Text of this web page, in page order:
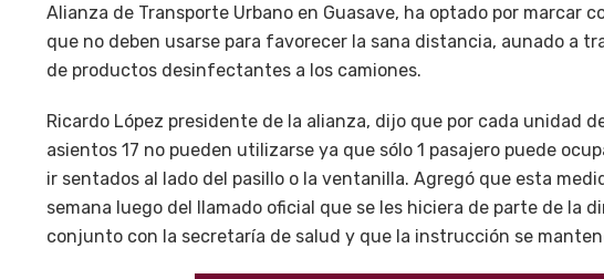
Alianza de Transporte Urbano en Guasave, ha optado por marcar
que no deben usarse para favorecer la sana distancia, aunado a
de productos desinfectantes a los camiones.
Ricardo López presidente de la alianza, dijo que por cada unidad
asientos 17 no pueden utilizarse ya que sólo 1 pasajero puede
ir sentados al lado del pasillo o la ventanilla. Agregó que esta
semana luego del llamado oficial que se les hiciera de parte de la
conjunto con la secretaría de salud y que la instrucción se